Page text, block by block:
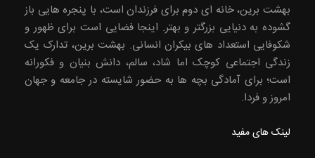
بهشت برین، خانه ای دوم برای فرزندان است، با پنجره هایی باز
گشوده به دنیایی بزرگتر و بهتر. اینجا فضایی است برای ظهور و
شکوفایی استعداد های بیکران انسانی. بهشت برین، تدارک یک
زندگی اجتماعی کوچک اما شاد، سالم، دانش بنیان و فکورانه
است؛ برای آمادگی بچه ها به حضور شایسته در جامعه و جهان
امروز و فردا.
لینک های مفید